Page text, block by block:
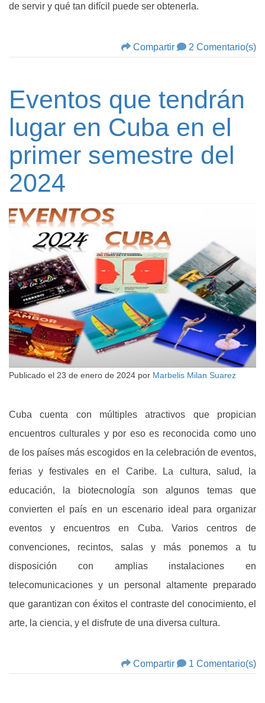
de servir y qué tan difícil puede ser obtenerla.
Compartir 2 Comentario(s)
Eventos que tendrán
lugar en Cuba en el
primer semestre del
2024
Publicado el 23 de enero de 2024 por Marbelis Milan Suarez
Cuba cuenta con múltiples atractivos que propician
encuentros culturales y por eso es reconocida como uno
de los países más escogidos en la celebración de eventos,
ferias y festivales en el Caribe. La cultura, salud, la
educación, la biotecnología son algunos temas que
convierten el país en un escenario ideal para organizar
eventos y encuentros en Cuba. Varios centros de
convenciones, recintos, salas y más ponemos a tu
disposición con amplias instalaciones en
telecomunicaciones y un personal altamente preparado
que garantizan con éxitos el contraste del conocimiento, el
arte, la ciencia, y el disfrute de una diversa cultura.
Compartir 1 Comentario(s)